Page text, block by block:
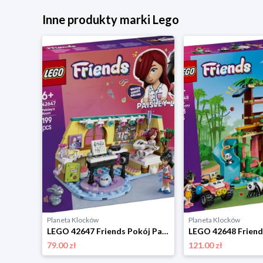
Inne produkty marki Lego
Planeta Klocków
LEGO 42647 Friends Pokój Paisley Lego
79.00 zł
Planeta Klocków
121.00 zł